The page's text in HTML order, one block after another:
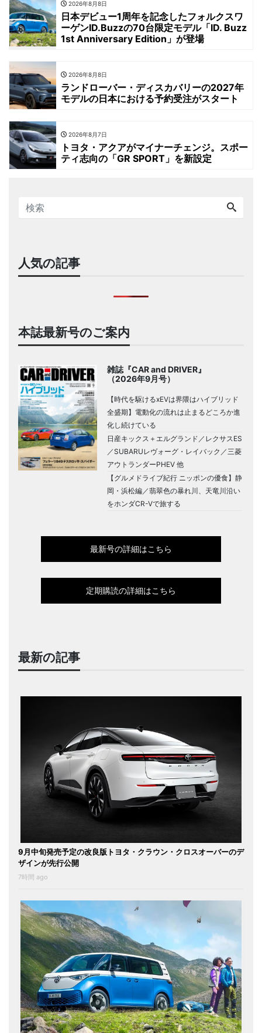
2026年8月8日
日本デビュー1周年を記念したフォルクスワ
ーゲンID.Buzzの70台限定モデル「ID. Buzz
1st Anniversary Edition」が登場
2026年8月8日
ランドローバー・ディスカバリーの2027年
モデルの日本における予約受注がスタート
2026年8月7日
トヨタ・アクアがマイナーチェンジ。スポー
ティ志向の「GR SPORT」を新設定
人気の記事
本誌最新号のご案内
雑誌『CAR and DRIVER』
（2026年9月号）
【時代を駆けるxEVは界隈はハイブリッド
全盛期】電動化の流れは止まるどころか進
化し続けている
日産キックス＋エルグランド／レクサスES
／SUBARUレヴォーグ・レイバック／三菱
アウトランダーPHEV 他
【グルメドライブ紀行 ニッポンの優食】静
岡・浜松編／翡翠色の暴れ川、天竜川沿い
をホンダCR-Vで旅する
最新号の詳細はこちら
定期購読の詳細はこちら
最新の記事
9月中旬発売予定の改良版トヨタ・クラウン・クロスオーバーのデ
ザインが先行公開
7時間 ago